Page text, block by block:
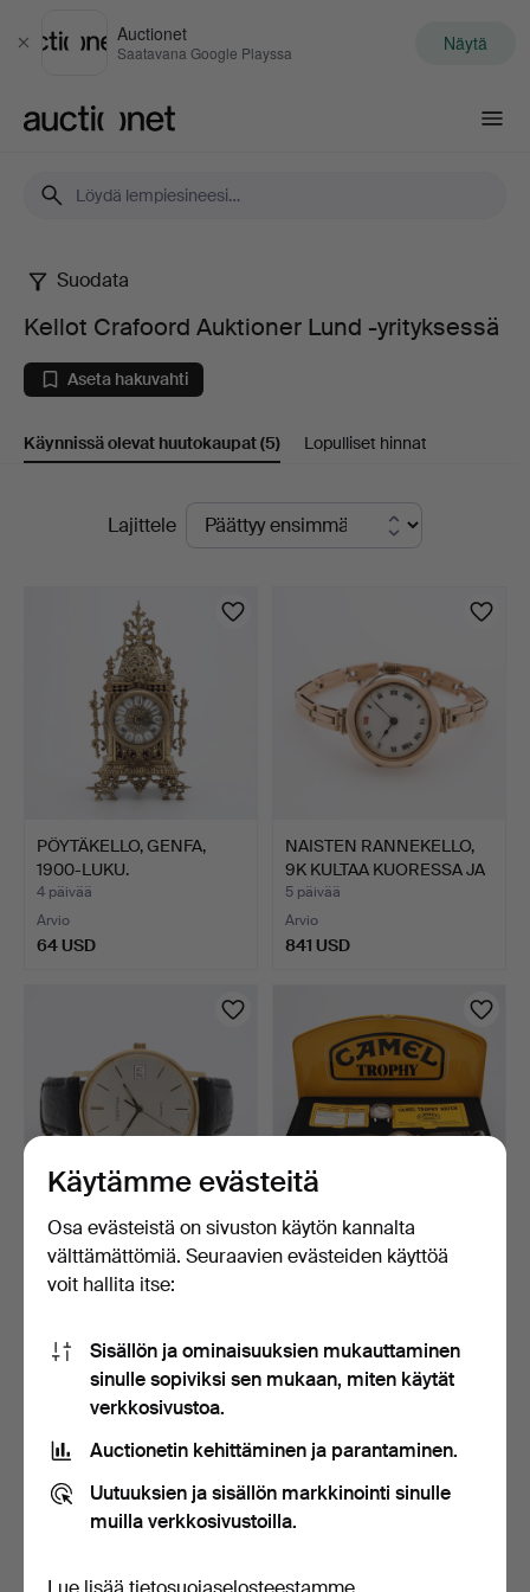
Sulje
Auctionet
Saatavana Google Playssa Näytä
Kellot
Crafoord
Auktioner
Lund
Suodata
Kellot Crafoord Auktioner Lund -yrityksessä
Aseta hakuvahti
Käynnissä olevat huutokaupat(5) Lopulliset hinnat
Käynnissä
huutokaupat
Lajittele
PÖYTÄKELLO, GENFA,
1900-LUKU.
4 päivää
Arvio
64 USD
NAISTEN RANNEKELLO,
9K KULTAA KUORESSA JA
…
5 päivää
Arvio
841 USD
MIESTEN RANNEKELLO,
14K KULTAA CERTINA, KV…
6 päivää
317 USD
KELLOT, 2 KPL, CAMEL
TROPHY, USA.
85 USD
Käytämme evästeitä
Osa evästeistä on sivuston käytön kannalta
välttämättömiä. Seuraavien evästeiden käyttöä
voit hallita itse:
Sisällön ja ominaisuuksien mukauttaminen
sinulle sopiviksi sen mukaan, miten käytät
verkkosivustoa.
Auctionetin kehittäminen ja parantaminen.
Uutuuksien ja sisällön markkinointi sinulle
muilla verkkosivustoilla.